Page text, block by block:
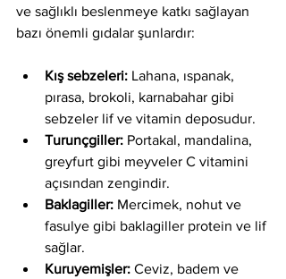
ve sağlıklı beslenmeye katkı sağlayan
bazı önemli gıdalar şunlardır:
Kış sebzeleri: Lahana, ıspanak,
pırasa, brokoli, karnabahar gibi
sebzeler lif ve vitamin deposudur.
Turunçgiller: Portakal, mandalina,
greyfurt gibi meyveler C vitamini
açısından zengindir.
Baklagiller: Mercimek, nohut ve
fasulye gibi baklagiller protein ve lif
sağlar.
Kuruyemişler: Ceviz, badem ve